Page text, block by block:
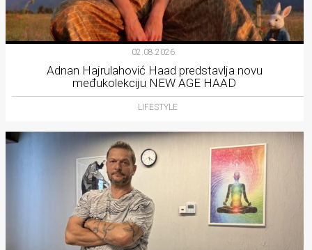
02.08.2026.
Adnan Hajrulahović Haad predstavlja novu
međukolekciju NEW AGE HAAD
LIFESTYLE